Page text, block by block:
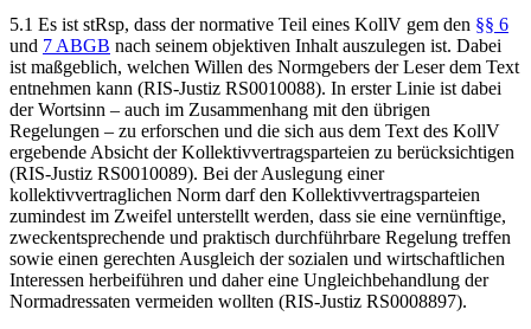
5.1 Es ist stRsp, dass der normative Teil eines KollV gem den §§ 6
und 7 ABGB nach seinem objektiven Inhalt auszulegen ist. Dabei
ist maßgeblich, welchen Willen des Normgebers der Leser dem Text
entnehmen kann (RIS-Justiz RS0010088). In erster Linie ist dabei
der Wortsinn – auch im Zusammenhang mit den übrigen
Regelungen – zu erforschen und die sich aus dem Text des KollV
ergebende Absicht der Kollektivvertragsparteien zu berücksichtigen
(RIS-Justiz RS0010089). Bei der Auslegung einer
kollektivvertraglichen Norm darf den Kollektivvertragsparteien
zumindest im Zweifel unterstellt werden, dass sie eine vernünftige,
zweckentsprechende und praktisch durchführbare Regelung treffen
sowie einen gerechten Ausgleich der sozialen und wirtschaftlichen
Interessen herbeiführen und daher eine Ungleichbehandlung der
Normadressaten vermeiden wollten (RIS-Justiz RS0008897).